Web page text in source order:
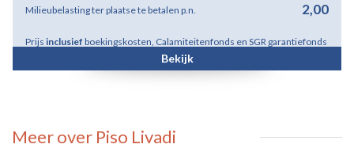
Milieubelasting ter plaatse te betalen p.n. 2,00
Prijs inclusief boekingskosten, Calamiteitenfonds en SGR garantiefonds
Bekijk
Meer over Piso Livadi